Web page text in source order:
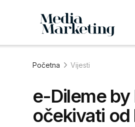
Početna Vijesti
e-Dileme by
očekivati od